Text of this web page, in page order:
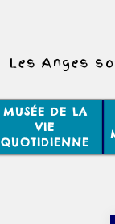
Les Anges
MUSÉE DE LA
VIE
QUOTIDIENNE